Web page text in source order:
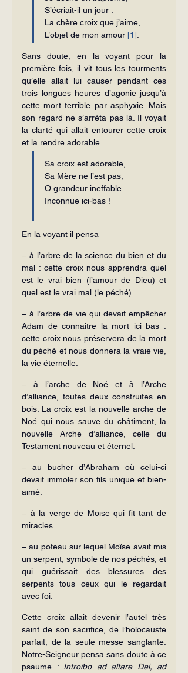
S’écriait-il un jour :
La chère croix que j’aime,
L’objet de mon amour [1]
Sans doute, en la voyant pour la
première fois, il vit tous les tourments
qu’elle allait lui causer pendant ces
trois longues heures d’agonie jusqu’à
cette mort terrible par asphyxie. Mais
son regard ne s’arrêta pas là. Il voyait
la clarté qui allait entourer cette croix
et la rendre adorable.
Sa croix est adorable,
Sa Mère ne l’est pas,
O grandeur ineffable
Inconnue ici-bas !
En la voyant il pensa
– à l’arbre de la science du bien et du
mal : cette croix nous apprendra quel
est le vrai bien (l’amour de Dieu) et
quel est le vrai mal (le péché).
– à l’arbre de vie qui devait empêcher
Adam de connaître la mort ici bas :
cette croix nous préservera de la mort
du péché et nous donnera la vraie vie,
la vie éternelle.
– à l’arche de Noé et à l’Arche
d’alliance, toutes deux construites en
bois. La croix est la nouvelle arche de
Noé qui nous sauve du châtiment, la
nouvelle Arche d’alliance, celle du
Testament nouveau et éternel.
– au bucher d’Abraham où celui-ci
devait immoler son fils unique et bien-
aimé.
– à la verge de Moïse qui fit tant de
miracles.
– au poteau sur lequel Moïse avait mis
un serpent, symbole de nos péchés, et
qui guérissait des blessures des
serpents tous ceux qui le regardait
avec foi.
Cette croix allait devenir l’autel très
saint de son sacrifice, de l’holocauste
parfait, de la seule messe sanglante.
Notre-Seigneur pensa sans doute à ce
psaume : Introïbo ad altare Dei, ad